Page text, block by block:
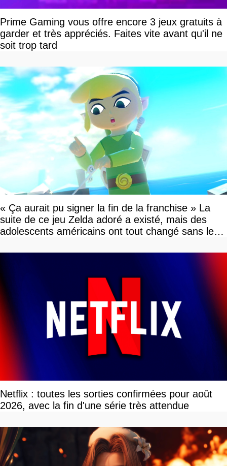
Prime Gaming vous offre encore 3 jeux gratuits à
garder et très appréciés. Faites vite avant qu'il ne
soit trop tard
« Ça aurait pu signer la fin de la franchise » La
suite de ce jeu Zelda adoré a existé, mais des
adolescents américains ont tout changé sans le
Netflix : toutes les sorties confirmées pour août
2026, avec la fin d'une série très attendue